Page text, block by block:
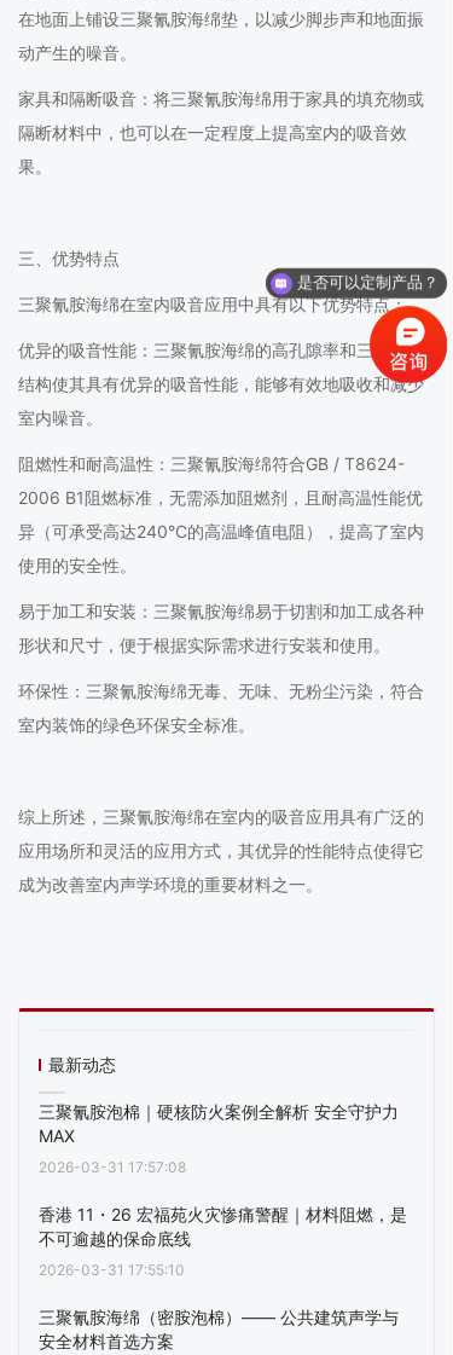
在地面上铺设三聚氰胺海绵垫，以减少脚步声和地面振
动产生的噪音。
家具和隔断吸音：将三聚氰胺海绵用于家具的填充物或
隔断材料中，也可以在一定程度上提高室内的吸音效
果。
三、优势特点
三聚氰胺海绵在室内吸音应用中具有以下优势特点：
优异的吸音性能：三聚氰胺海绵的高孔隙率和三维网格
结构使其具有优异的吸音性能，能够有效地吸收和减少
室内噪音。
阻燃性和耐高温性：三聚氰胺海绵符合GB / T8624-
2006 B1阻燃标准，无需添加阻燃剂，且耐高温性能优
异（可承受高达240°C的高温峰值电阻），提高了室内
使用的安全性。
易于加工和安装：三聚氰胺海绵易于切割和加工成各种
形状和尺寸，便于根据实际需求进行安装和使用。
环保性：三聚氰胺海绵无毒、无味、无粉尘污染，符合
室内装饰的绿色环保安全标准。
综上所述，三聚氰胺海绵在室内的吸音应用具有广泛的
应用场所和灵活的应用方式，其优异的性能特点使得它
成为改善室内声学环境的重要材料之一。
最新动态
三聚氰胺泡棉｜硬核防火案例全解析 安全守护力
MAX
2026-03-31 17:57:08
香港 11・26 宏福苑火灾惨痛警醒｜材料阻燃，是
不可逾越的保命底线
2026-03-31 17:55:10
三聚氰胺海绵（密胺泡棉）—— 公共建筑声学与
安全材料首选方案
是否可以定制产品？